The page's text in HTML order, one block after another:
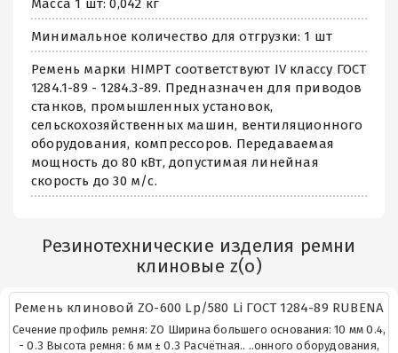
Масса 1 шт: 0,042 кг
Минимальное количество для отгрузки: 1 шт
Ремень марки HIMPT соответствуют IV классу ГОСТ
1284.1-89 - 1284.3-89. Предназначен для приводов
станков, промышленных установок,
сельскохозяйственных машин, вентиляционного
оборудования, компрессоров. Передаваемая
мощность до 80 кВт, допустимая линейная
скорость до 30 м/с.
Резинотехнические изделия ремни
клиновые z(о)
Ремень клиновой ZО-600 Lp/580 Li ГОСТ 1284-89 RUBENA
Сечение профиль ремня: ZO Ширина большего основания: 10 мм 0.4,
- 0.3 Высота ремня: 6 мм ± 0.3 Расчётная.. ..онного оборудования,